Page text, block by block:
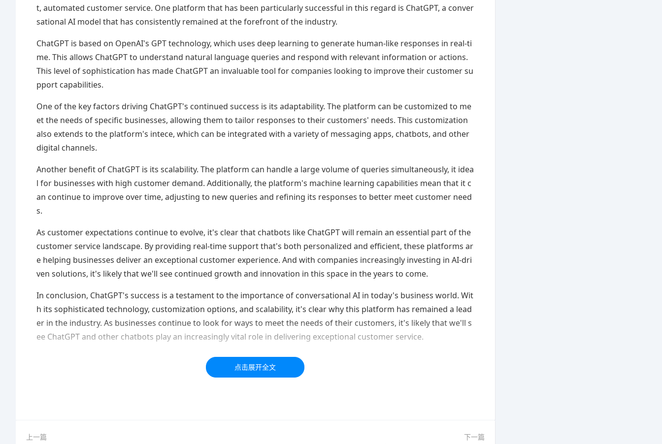
t, automated customer service. One platform that has been particularly successful in this regard is ChatGPT, a conver
sational AI model that has consistently remained at the forefront of the industry.
ChatGPT is based on OpenAI's GPT technology, which uses deep learning to generate human-like responses in real-ti
me. This allows ChatGPT to understand natural language queries and respond with relevant information or actions.
This level of sophistication has made ChatGPT an invaluable tool for companies looking to improve their customer su
pport capabilities.
One of the key factors driving ChatGPT's continued success is its adaptability. The platform can be customized to me
et the needs of specific businesses, allowing them to tailor responses to their customers' needs. This customization
also extends to the platform's intece, which can be integrated with a variety of messaging apps, chatbots, and other
digital channels.
Another benefit of ChatGPT is its scalability. The platform can handle a large volume of queries simultaneously, it idea
l for businesses with high customer demand. Additionally, the platform's machine learning capabilities mean that it c
an continue to improve over time, adjusting to new queries and refining its responses to better meet customer need
s.
As customer expectations continue to evolve, it's clear that chatbots like ChatGPT will remain an essential part of the
customer service landscape. By providing real-time support that's both personalized and efficient, these platforms ar
e helping businesses deliver an exceptional customer experience. And with companies increasingly investing in AI-dri
ven solutions, it's likely that we'll see continued growth and innovation in this space in the years to come.
In conclusion, ChatGPT's success is a testament to the importance of conversational AI in today's business world. Wit
h its sophisticated technology, customization options, and scalability, it's clear why this platform has remained a lead
er in the industry. As businesses continue to look for ways to meet the needs of their customers, it's likely that we'll s
ee ChatGPT and other chatbots play an increasingly vital role in delivering exceptional customer service.
本站内容均为「码迷SEO」网友免费分享整理，仅用于学习交流，如有疑问，请联系我们48小时处理！！！！
上一篇 下一篇